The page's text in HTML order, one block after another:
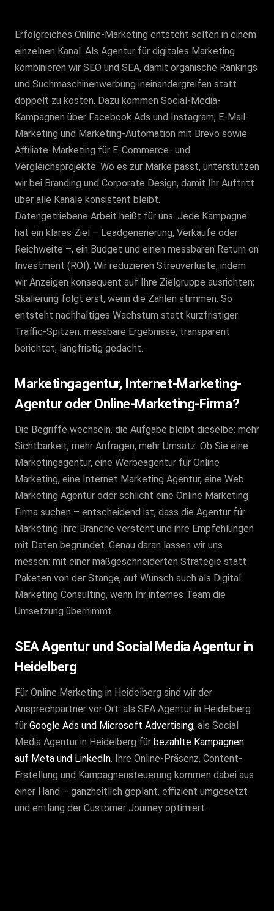
Erfolgreiches Online-Marketing entsteht selten in einem
einzelnen Kanal. Als Agentur für digitales Marketing
kombinieren wir SEO und SEA, damit organische Rankings
und Suchmaschinenwerbung ineinandergreifen statt
doppelt zu kosten. Dazu kommen Social-Media-
Kampagnen über Facebook Ads und Instagram, E-Mail-
Marketing und Marketing-Automation mit Brevo sowie
Affiliate-Marketing für E-Commerce- und
Vergleichsprojekte. Wo es zur Marke passt, unterstützen
wir bei Branding und Corporate Design, damit Ihr Auftritt
über alle Kanäle konsistent bleibt.
Datengetriebene Arbeit heißt für uns: Jede Kampagne
hat ein klares Ziel – Leadgenerierung, Verkäufe oder
Reichweite –, ein Budget und einen messbaren Return on
Investment (ROI). Wir reduzieren Streuverluste, indem
wir Anzeigen konsequent auf Ihre Zielgruppe ausrichten;
Skalierung folgt erst, wenn die Zahlen stimmen. So
entsteht nachhaltiges Wachstum statt kurzfristiger
Traffic-Spitzen: messbare Ergebnisse, transparent
berichtet, langfristig gedacht.
Marketingagentur, Internet-Marketing-
Agentur oder Online-Marketing-Firma?
Die Begriffe wechseln, die Aufgabe bleibt dieselbe: mehr
Sichtbarkeit, mehr Anfragen, mehr Umsatz. Ob Sie eine
Marketingagentur, eine Werbeagentur für Online
Marketing, eine Internet Marketing Agentur, eine Web
Marketing Agentur oder schlicht eine Online Marketing
Firma suchen – entscheidend ist, dass die Agentur für
Marketing Ihre Branche versteht und ihre Empfehlungen
mit Daten begründet. Genau daran lassen wir uns
messen: mit einer maßgeschneiderten Strategie statt
Paketen von der Stange, auf Wunsch auch als Digital
Marketing Consulting, wenn Ihr internes Team die
Umsetzung übernimmt.
SEA Agentur und Social Media Agentur in
Heidelberg
Für Online Marketing in Heidelberg sind wir der
Ansprechpartner vor Ort: als SEA Agentur in Heidelberg
für Google Ads und Microsoft Advertising, als Social
Media Agentur in Heidelberg für bezahlte Kampagnen
auf Meta und LinkedIn. Ihre Online-Präsenz, Content-
Erstellung und Kampagnensteuerung kommen dabei aus
einer Hand – ganzheitlich geplant, effizient umgesetzt
und entlang der Customer Journey optimiert.